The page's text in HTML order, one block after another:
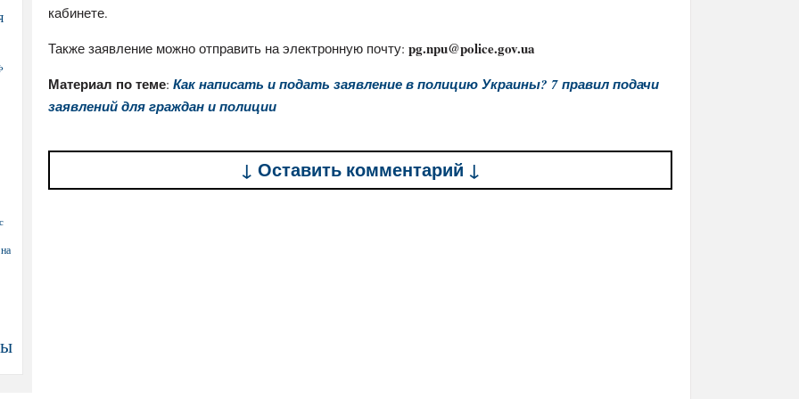
кабинете.
Также заявление можно отправить на электронную почту: pg.npu@police.gov.ua
Материал по теме: Как написать и подать заявление в полицию Украины? 7 правил подачи
заявлений для граждан и полиции
↓ Оставить комментарий ↓